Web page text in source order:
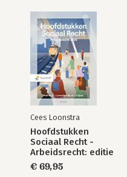
Cees Loonstra
Hoofdstukken
Sociaal Recht -
Arbeidsrecht: editie
2025
€ 69,95